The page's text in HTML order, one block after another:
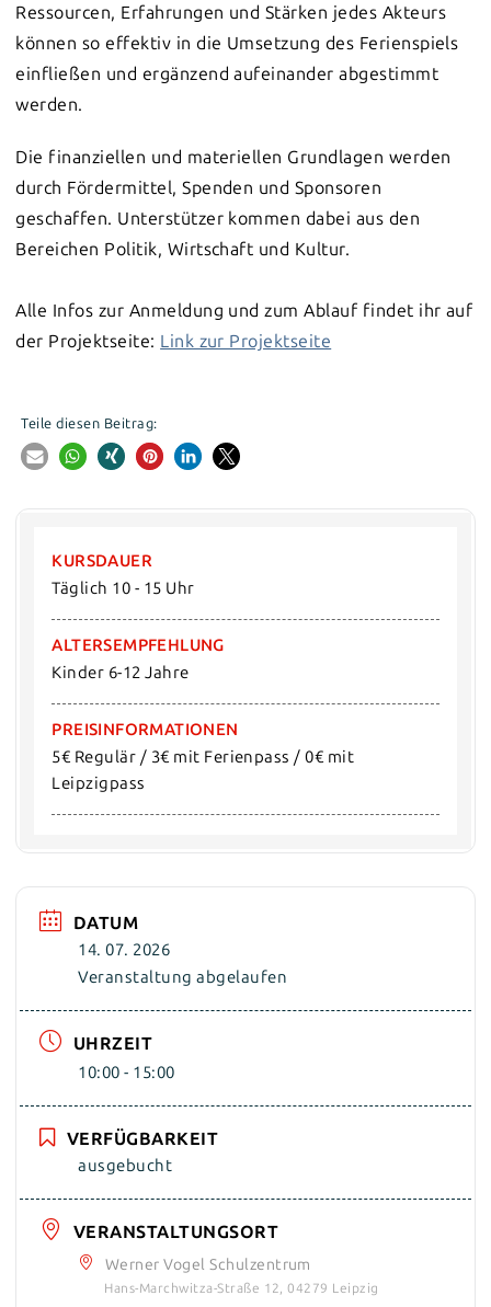
Ressourcen, Erfahrungen und Stärken jedes Akteurs
können so effektiv in die Umsetzung des Ferienspiels
einfließen und ergänzend aufeinander abgestimmt
werden.
Die finanziellen und materiellen Grundlagen werden
durch Fördermittel, Spenden und Sponsoren
geschaffen. Unterstützer kommen dabei aus den
Bereichen Politik, Wirtschaft und Kultur.
Alle Infos zur Anmeldung und zum Ablauf findet ihr auf
der Projektseite: Link zur Projektseite
Teile diesen Beitrag:
KURSDAUER
Täglich 10 - 15 Uhr
ALTERSEMPFEHLUNG
Kinder 6-12 Jahre
PREISINFORMATIONEN
5€ Regulär / 3€ mit Ferienpass / 0€ mit
Leipzigpass
DATUM
14. 07. 2026
Veranstaltung abgelaufen
UHRZEIT
10:00 - 15:00
VERFÜGBARKEIT
ausgebucht
VERANSTALTUNGSORT
Werner Vogel Schulzentrum
Hans-Marchwitza-Straße 12, 04279 Leipzig